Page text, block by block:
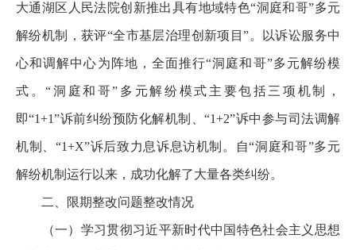
大通湖区人民法院创新推出具有地域特色“洞庭和哥”多元
解纷机制，获评“全市基层治理创新项目”。以诉讼服务中
心和调解中心为阵地，全面推行“洞庭和哥”多元解纷模
式。“洞庭和哥”多元解纷模式主要包括三项机制，
即“1+1”诉前纠纷预防化解机制、“1+2”诉中参与司法调解
机制、“1+X”诉后致力息诉息访机制。自“洞庭和哥”多元
解纷机制运行以来，成功化解了大量各类纠纷。
二、限期整改问题整改情况
（一）学习贯彻习近平新时代中国特色社会主义思想